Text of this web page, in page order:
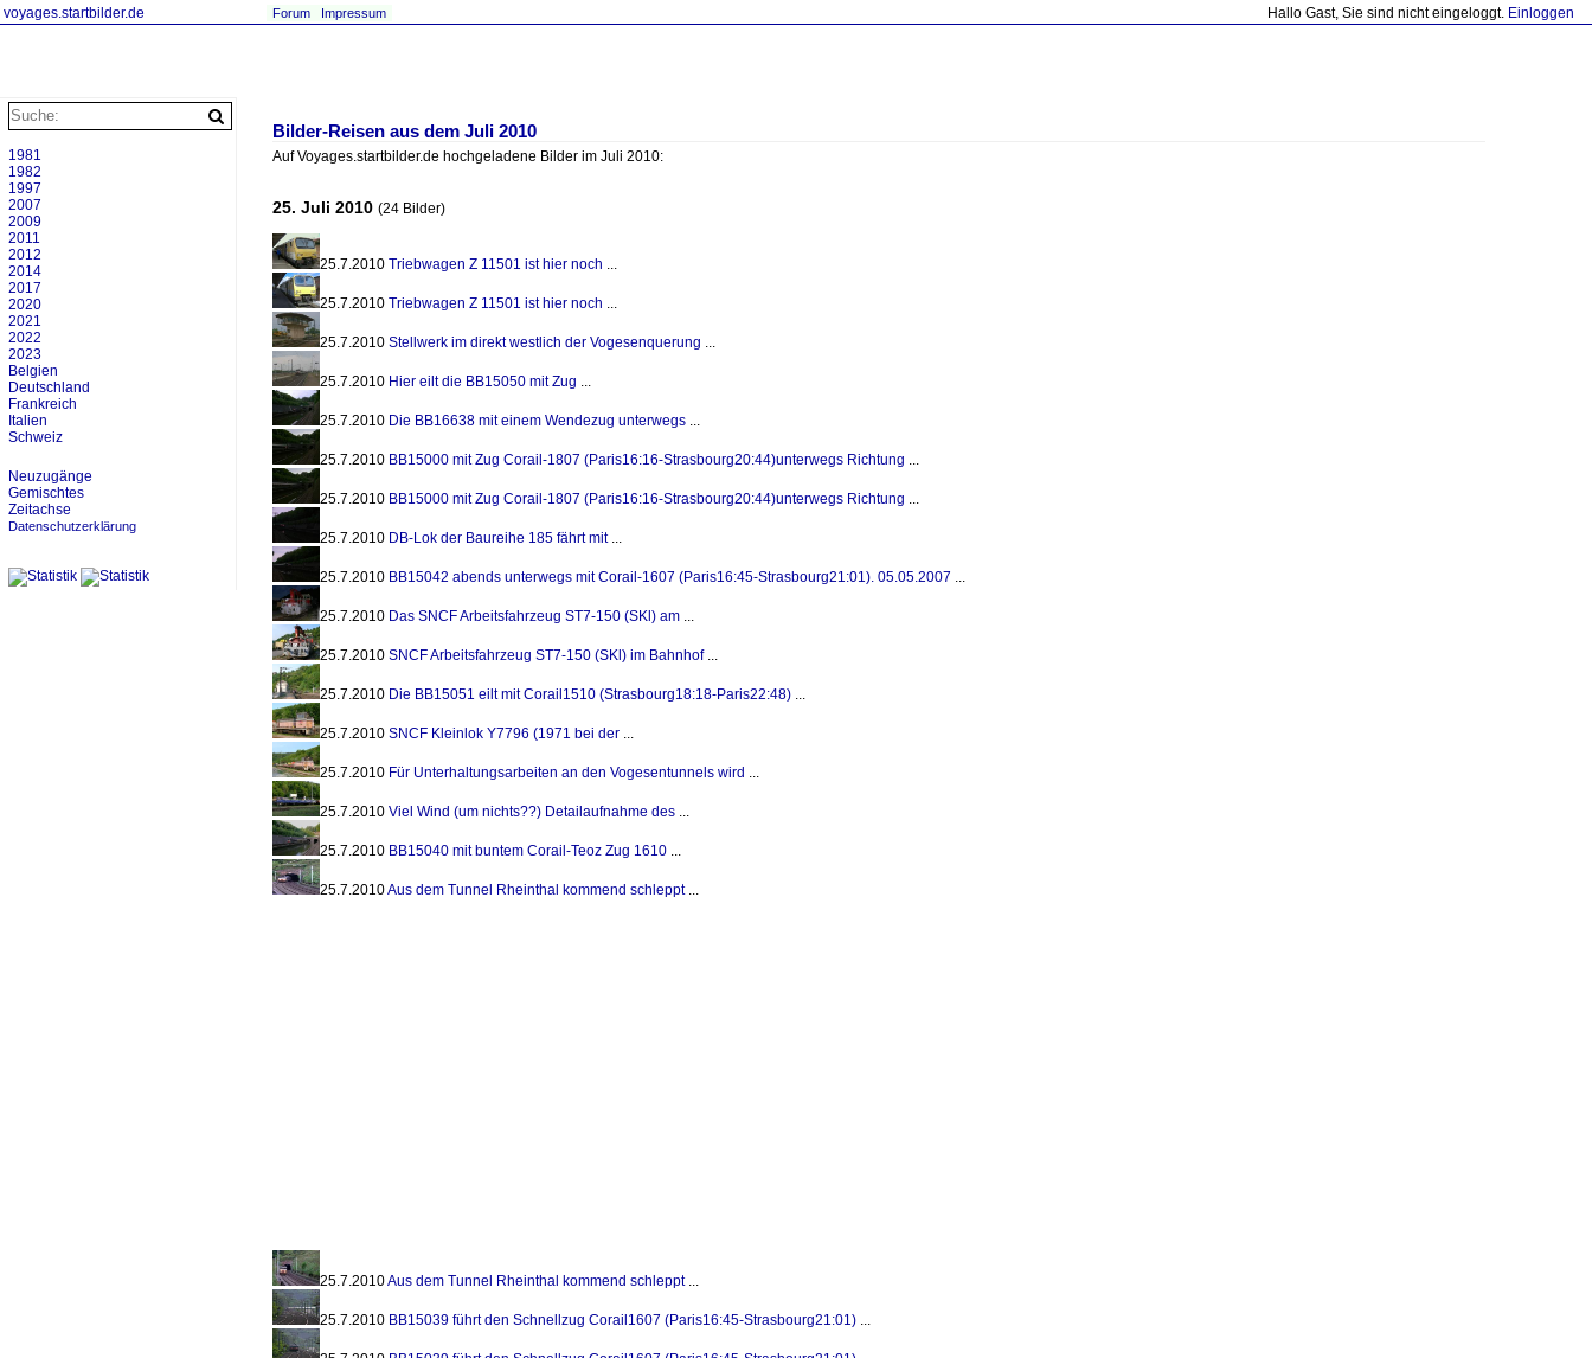
voyages.startbilder.de Hallo Gast, Sie sind nicht eingeloggt. Einloggen
Forum Impressum
Bilder-Reisen aus dem Juli 2010
Auf Voyages.startbilder.de hochgeladene Bilder im Juli 2010:
25. Juli 2010 (24 Bilder)
25.7.2010 Triebwagen Z 11501 ist hier noch ...
25.7.2010 Triebwagen Z 11501 ist hier noch ...
25.7.2010 Stellwerk im direkt westlich der Vogesenquerung ...
25.7.2010 Hier eilt die BB15050 mit Zug ...
25.7.2010 Die BB16638 mit einem Wendezug unterwegs ...
25.7.2010 BB15000 mit Zug Corail-1807 (Paris16:16-Strasbourg20:44)unterwegs Richtung ...
25.7.2010 BB15000 mit Zug Corail-1807 (Paris16:16-Strasbourg20:44)unterwegs Richtung ...
25.7.2010 DB-Lok der Baureihe 185 fährt mit...
25.7.2010 BB15042 abends unterwegs mit Corail-1607 (Paris16:45-Strasbourg21:01). 05.05.2007 ...
25.7.2010 Das SNCF Arbeitsfahrzeug ST7-150 (SKl) am ...
25.7.2010 SNCF Arbeitsfahrzeug ST7-150 (SKl) im Bahnhof...
25.7.2010 Die BB15051 eilt mit Corail1510 (Strasbourg18:18-Paris22:48) ...
25.7.2010 SNCF Kleinlok Y7796 (1971 bei der ...
25.7.2010 Für Unterhaltungsarbeiten an den Vogesentunnels wird ...
25.7.2010 Viel Wind (um nichts??) Detailaufnahme des ...
25.7.2010 BB15040 mit buntem Corail-Teoz Zug 1610 ...
25.7.2010Aus dem Tunnel Rheinthal kommend schleppt...
25.7.2010Aus dem Tunnel Rheinthal kommend schleppt...
25.7.2010 BB15039 führt den Schnellzug Corail1607 (Paris16:45-Strasbourg21:01) ...
1981
1982
1997
2007
2009
2011
2012
2014
2017
2020
2021
2022
2023
Belgien
Deutschland
Frankreich
Italien
Schweiz
Neuzugänge
Gemischtes
Zeitachse
Datenschutzerklärung